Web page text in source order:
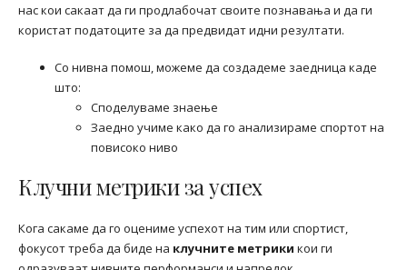
нас кои сакаат да ги продлабочат своите познавања и да ги
користат податоците за да предвидат идни резултати.
Со нивна помош, можеме да создадеме заедница каде
што:
Споделуваме знаење
Заедно учиме како да го анализираме спортот на
повисоко ниво
Клучни метрики за успех
Кога сакаме да го оцениме успехот на тим или спортист,
фокусот треба да биде на клучните метрики кои ги